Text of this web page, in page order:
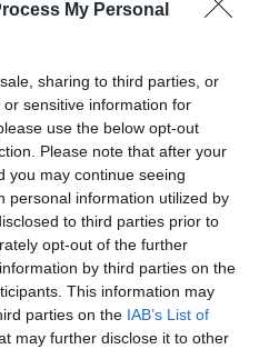
My Personal
sharing to third parties, or
sensitive information for
use the below opt-out
Please note that after your
you may continue seeing
personal information utilized by
to third parties prior to
opt-out of the further
by third parties on the
This information may
parties on the IAB’s List of
may further disclose it to other
celotno območje
in prostovoljni
150 stanovanjskih in
zaradi udara strele
stanovanjskega
gasilci, ki so odkrili del
pogasili, pregledali